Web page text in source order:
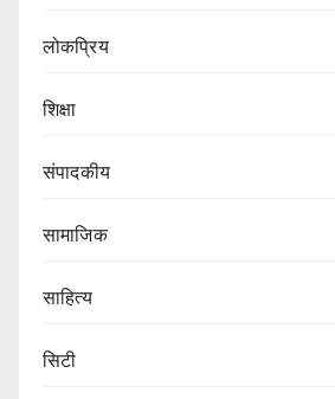
लोकप्रिय
शिक्षा
संपादकीय
सामाजिक
साहित्य
सिटी